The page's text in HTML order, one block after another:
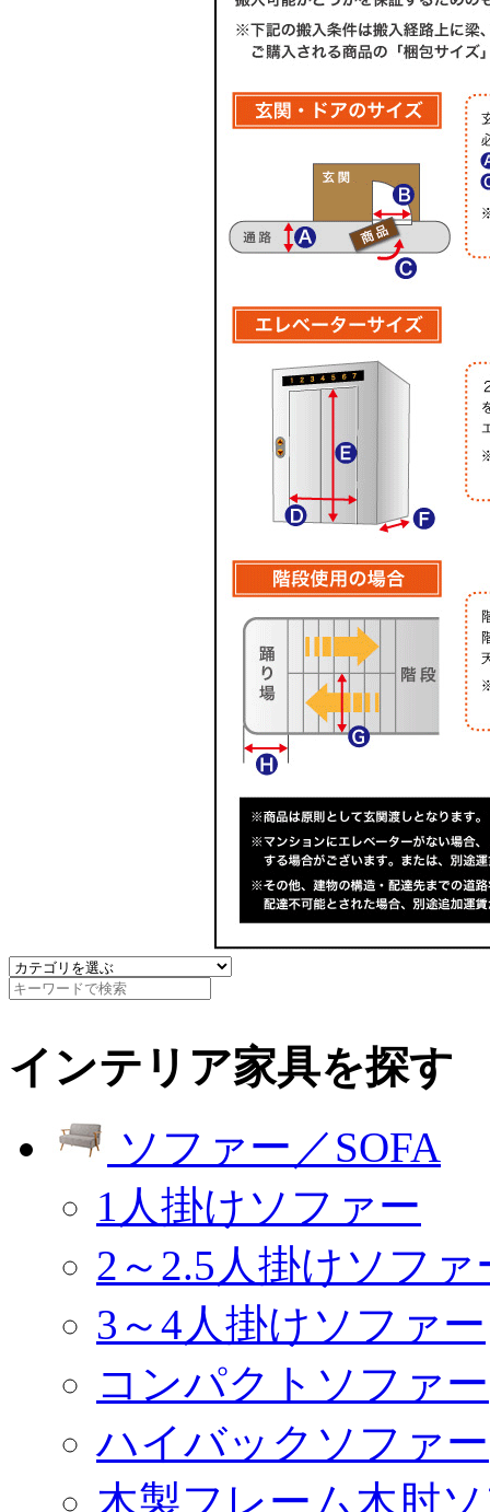
インテリア家具を探す
ソファー／SOFA
1人掛けソファー
2～2.5人掛けソファ
3～4人掛けソファー
コンパクトソファー
ハイバックソファー
木製フレーム木肘